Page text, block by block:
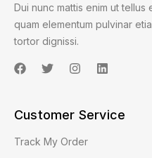
Dui nunc mattis enim ut tellus
quam elementum pulvinar
tortor dignissi.
Customer Service
Track My Order